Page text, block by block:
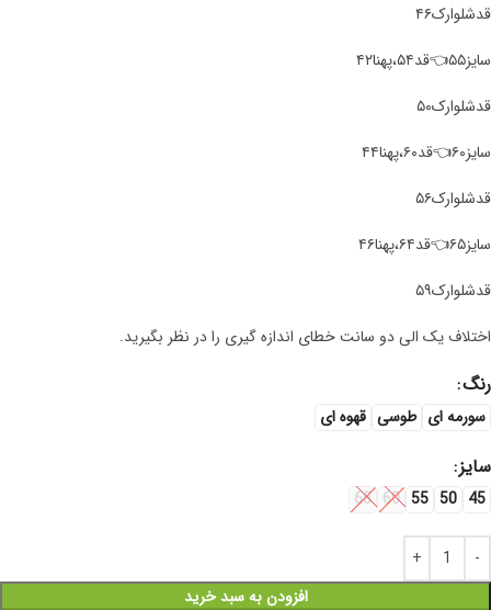
قد‌شلوارک۴۶
سایز۵۵👈قد۵۴،پهنا۴۲
قد‌شلوارک۵۰
سایز۶۰👈قد۶۰،پهنا۴۴
قد‌شلوارک۵۶
سایز۶۵👈قد۶۴،پهنا۴۶
قد‌شلوارک۵۹
اختلاف یک الی دو سانت خطای اندازه گیری را در نظر بگیرید.
رنگ
سورمه ای طوسی قهوه ای
سایز
45
50
55
60
65
افزودن به سبد خرید